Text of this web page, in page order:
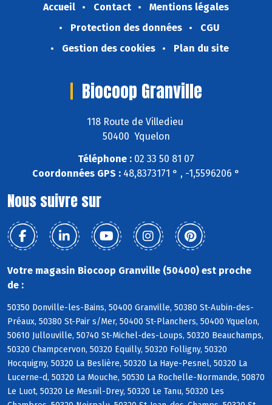
Accueil Contact
Mentions légales
Protection des données
CGU
Gestion des cookies
Plan du site
Biocoop Granville
118 Route de Villedieu
50400 Yquelon
Téléphone : 02 33 50 81 07
Coordonnées GPS : 48,8373171 ° , -1,5596206 °
Nous suivre sur
Votre magasin Biocoop Granville (50400) est proche
de :
50350 Donville-les-Bains, 50400 Granville, 50380 St-Aubin-des-
Préaux, 50380 St-Pair s/Mer, 50400 St-Planchers, 50400 Yquelon,
50610 Jullouville, 50740 St-Michel-des-Loups, 50320 Beauchamps,
50320 Champcervon, 50320 Equilly, 50320 Folligny, 50320
Hocquigny, 50320 La Beslière, 50320 La Haye-Pesnel, 50320 La
Lucerne-d, 50320 La Mouche, 50530 La Rochelle-Normande, 50870
Le Luot, 50320 Le Mesnil-Drey, 50320 Le Tanu, 50320 Les